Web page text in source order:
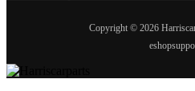
Copyright © 2026